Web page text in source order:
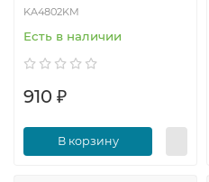
KA4802KM
Есть в наличии
910 ₽
В корзину